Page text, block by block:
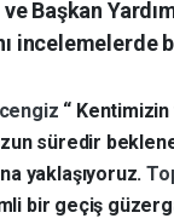
Başkan
incelemelerde
“
süredir
yaklaşıyoruz.
bir geçiş